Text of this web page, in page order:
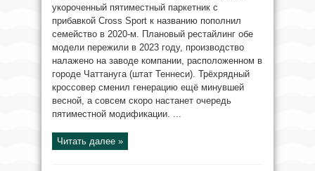
укороченный пятиместный паркетник с
прибавкой Cross Sport к названию пополнил
семейство в 2020-м. Плановый рестайлинг обе
модели пережили в 2023 году, производство
налажено на заводе компании, расположенном в
городе Чаттануга (штат Теннеси). Трёхрядный
кроссовер сменил генерацию ещё минувшей
весной, а совсем скоро настанет очередь
пятиместной модификации. ...
Читать далее »